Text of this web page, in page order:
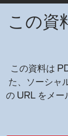
この資
この資料は
た、ソーシャ
の URL をメー